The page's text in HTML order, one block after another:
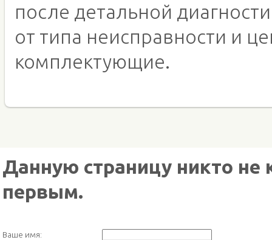
после детальной
от типа неисправности и
комплектующие.
Данную страницу никто
первым.
Ваше имя: